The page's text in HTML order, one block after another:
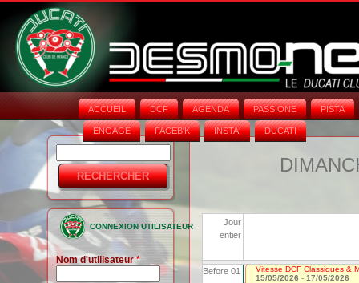
ACCUEIL DCF AGENDA PASSIONE PISTA
ENGAGE FACEB'K INSTA‘ DUCATI
Formulaire
de
recherche
CONNEXION UTILISATEUR
Nom d'utilisateur*
Jour
entier
Before 01
Vitesse DCF Classiques &
15/05/2026 - 17/05/2026